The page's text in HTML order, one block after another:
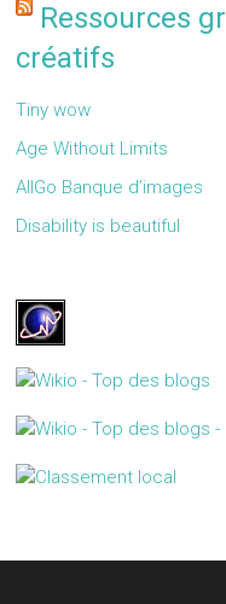
Ressources
créatifs
Tiny wow
Age Without Limits
AllGo Banque d’images
Disability is beautiful